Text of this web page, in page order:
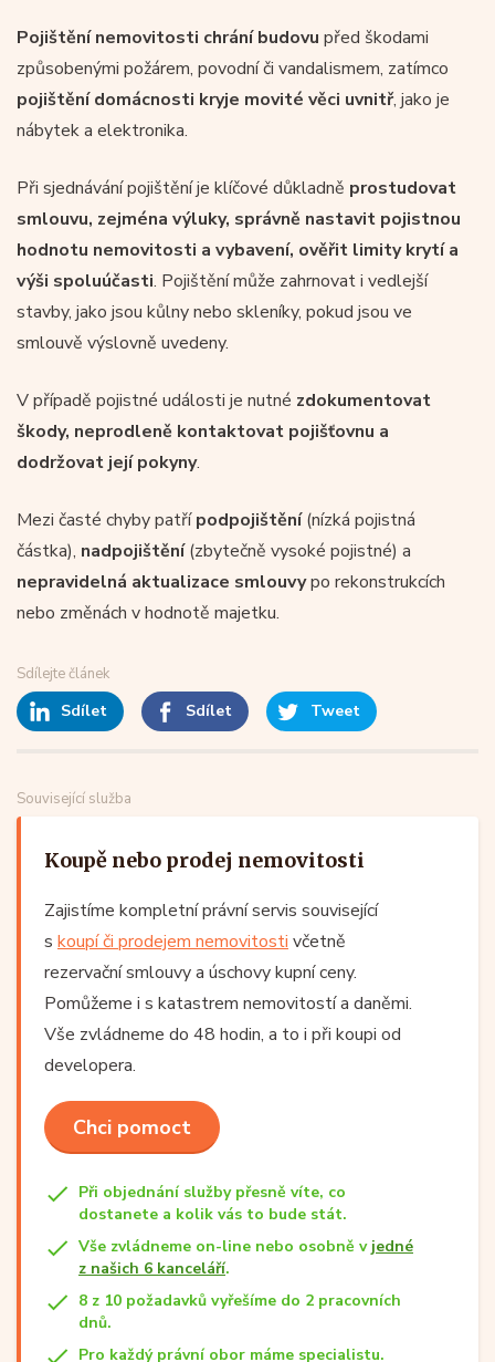
Pojištění nemovitosti chrání budovu před škodami
způsobenými požárem, povodní či vandalismem, zatímco
pojištění domácnosti kryje movité věci uvnitř, jako je
nábytek a elektronika.
Při sjednávání pojištění je klíčové důkladně prostudovat
smlouvu, zejména výluky, správně nastavit pojistnou
hodnotu nemovitosti a vybavení, ověřit limity krytí a
výši spoluúčasti. Pojištění může zahrnovat i vedlejší
stavby, jako jsou kůlny nebo skleníky, pokud jsou ve
smlouvě výslovně uvedeny.
V případě pojistné události je nutné zdokumentovat
škody, neprodleně kontaktovat pojišťovnu a
dodržovat její pokyny.
Mezi časté chyby patřípodpojištění(nízká pojistná
částka), nadpojištění(zbytečně vysoké pojistné) a
nepravidelná aktualizace smlouvypo rekonstrukcích
nebo změnách v hodnotě majetku.
Sdílejte článek
Sdílet Sdílet Tweet
Související služba
Koupě nebo prodej nemovitosti
Zajistíme kompletní právní servis související
s koupí či prodejem nemovitosti včetně
rezervační smlouvy a úschovy kupní ceny.
Pomůžeme i s katastrem nemovitostí a daněmi.
Vše zvládneme do 48 hodin, a to i při koupi od
developera.
Chci pomoct
Při objednání služby přesně víte, co
dostanete a kolik vás to bude stát.
Vše zvládneme on-line nebo osobně v jedné
z našich 6 kanceláří.
8 z 10 požadavků vyřešíme do 2 pracovních
dnů.
Pro každý právní obor máme specialistu.